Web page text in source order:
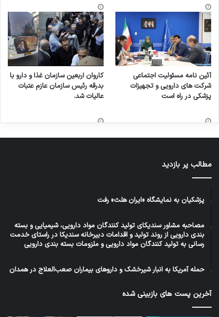
آئین نامه مسئولیت اجتماعی
شرکت های دارویی و تجهیزات
پزشکی در راه است
کاروان اربعین سازمان غذا و دارو با
بدرقه رئیس سازمان عازم عتبات
عالیات شد.
مطالب پر بازدید
پزشکیان به نمایشگاه «ایران هلث» رفت
مصاحبه مشاور سندیکای تولید کنندگان مواد دارویی، شیمیایی و بسته
بندی دارویی از روند تولید و اقدامات دبیرخانه سندیکا در راستای خدمت
رسانی به تولید کنندگان مواد دارویی و ملزومات بسته بندی دارویی
حمله آمریکا به انبار شیرخشک و داروهای بیماران صعب‌العلاج در همدان
آخرین پست های بازبینی شده